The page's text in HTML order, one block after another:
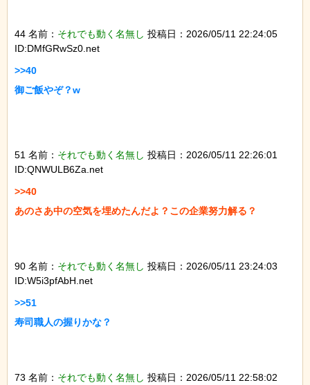
44 名前： それでも動く名無し 投稿日：2026/05/11 22:24:05
ID:DMfGRwSz0.net
>>40
御ご飯やぞ？w
51 名前： それでも動く名無し 投稿日：2026/05/11 22:26:01
ID:QNWULB6Za.net
>>40
あのさあ中の空気を埋めたんだよ？この企業努力解る？
90 名前： それでも動く名無し 投稿日：2026/05/11 23:24:03
ID:W5i3pfAbH.net
>>51
寿司職人の握りかな？
73 名前： それでも動く名無し 投稿日：2026/05/11 22:58:02